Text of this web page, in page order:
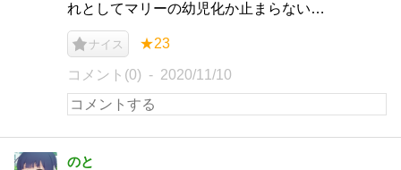
れとしてマリーの幼児化か止まらない…
ナイス ★23
コメント(0) 2020/11/10
のと